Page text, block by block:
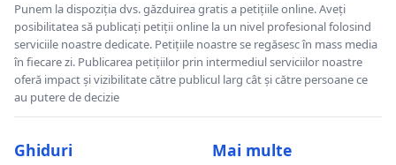
Punem la dispoziția dvs. găzduirea gratis a petițiile online. Aveți
posibilitatea să publicați petiții online la un nivel profesional folosind
serviciile noastre dedicate. Petițiile noastre se regăsesc în mass media
în fiecare zi. Publicarea petițiilor prin intermediul serviciilor noastre
oferă impact și vizibilitate către publicul larg cât și către persoane ce
au putere de decizie
Ghiduri Mai multe